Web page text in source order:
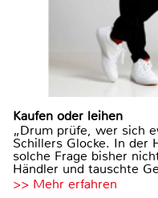
Kaufen oder leihen
„Drum prüfe, wer sich
Schillers Glocke. In der
solche Frage bisher
Händler und tauschte
>> Mehr erfahren